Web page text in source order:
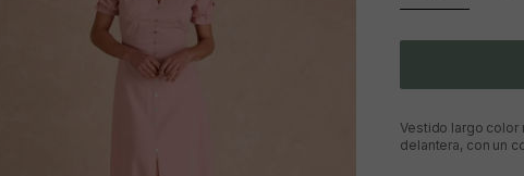
Vestido largo color
delantera, con un